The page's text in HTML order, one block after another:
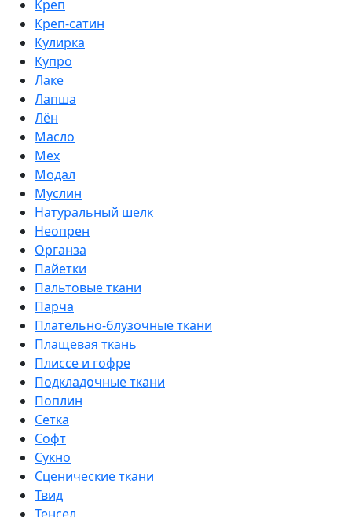
Креп
Креп-сатин
Кулирка
Купро
Лаке
Лапша
Лён
Масло
Мех
Модал
Муслин
Натуральный шелк
Неопрен
Органза
Пайетки
Пальтовые ткани
Парча
Плательно-блузочные ткани
Плащевая ткань
Плиссе и гофре
Подкладочные ткани
Поплин
Сетка
Софт
Сукно
Сценические ткани
Твид